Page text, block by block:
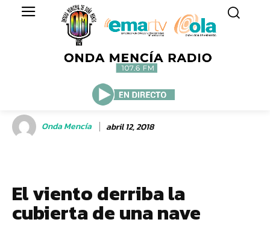
Onda Mencía abril 12, 2018
El viento derriba la
cubierta de una nave